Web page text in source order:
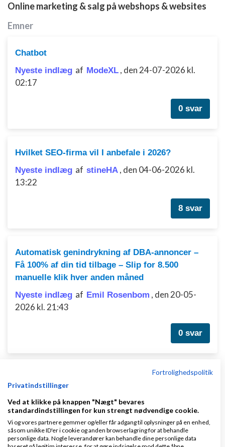
Online marketing & salg på webshops & websites
Emner
Chatbot
Nyeste indlæg af ModeXL , den 24-07-2026 kl.
02:17
0 svar
Hvilket SEO-firma vil I anbefale i 2026?
Nyeste indlæg af stineHA , den 04-06-2026 kl.
13:22
8 svar
Automatisk genindrykning af DBA-annoncer –
Få 100% af din tid tilbage – Slip for 8.500
manuelle klik hver anden måned
Nyeste indlæg af Emil Rosenbom , den 20-05-
2026 kl. 21:43
0 svar
Betaling løsning - Hvilket kunne man overvej?
2026 kl. 16:00
0 svar
Fortrolighedspolitik
Privatindstillinger
Ved at klikke på knappen "Nægt" bevares
standardindstillingen for kun strengt nødvendige cookie.
Vi og vores partnere gemmer og/eller får adgang til oplysninger på en enhed,
såsom unikke ID'er i cookie og anden browserlagring for at behandle
personlige data. Nogle leverandører kan behandle dine personlige data